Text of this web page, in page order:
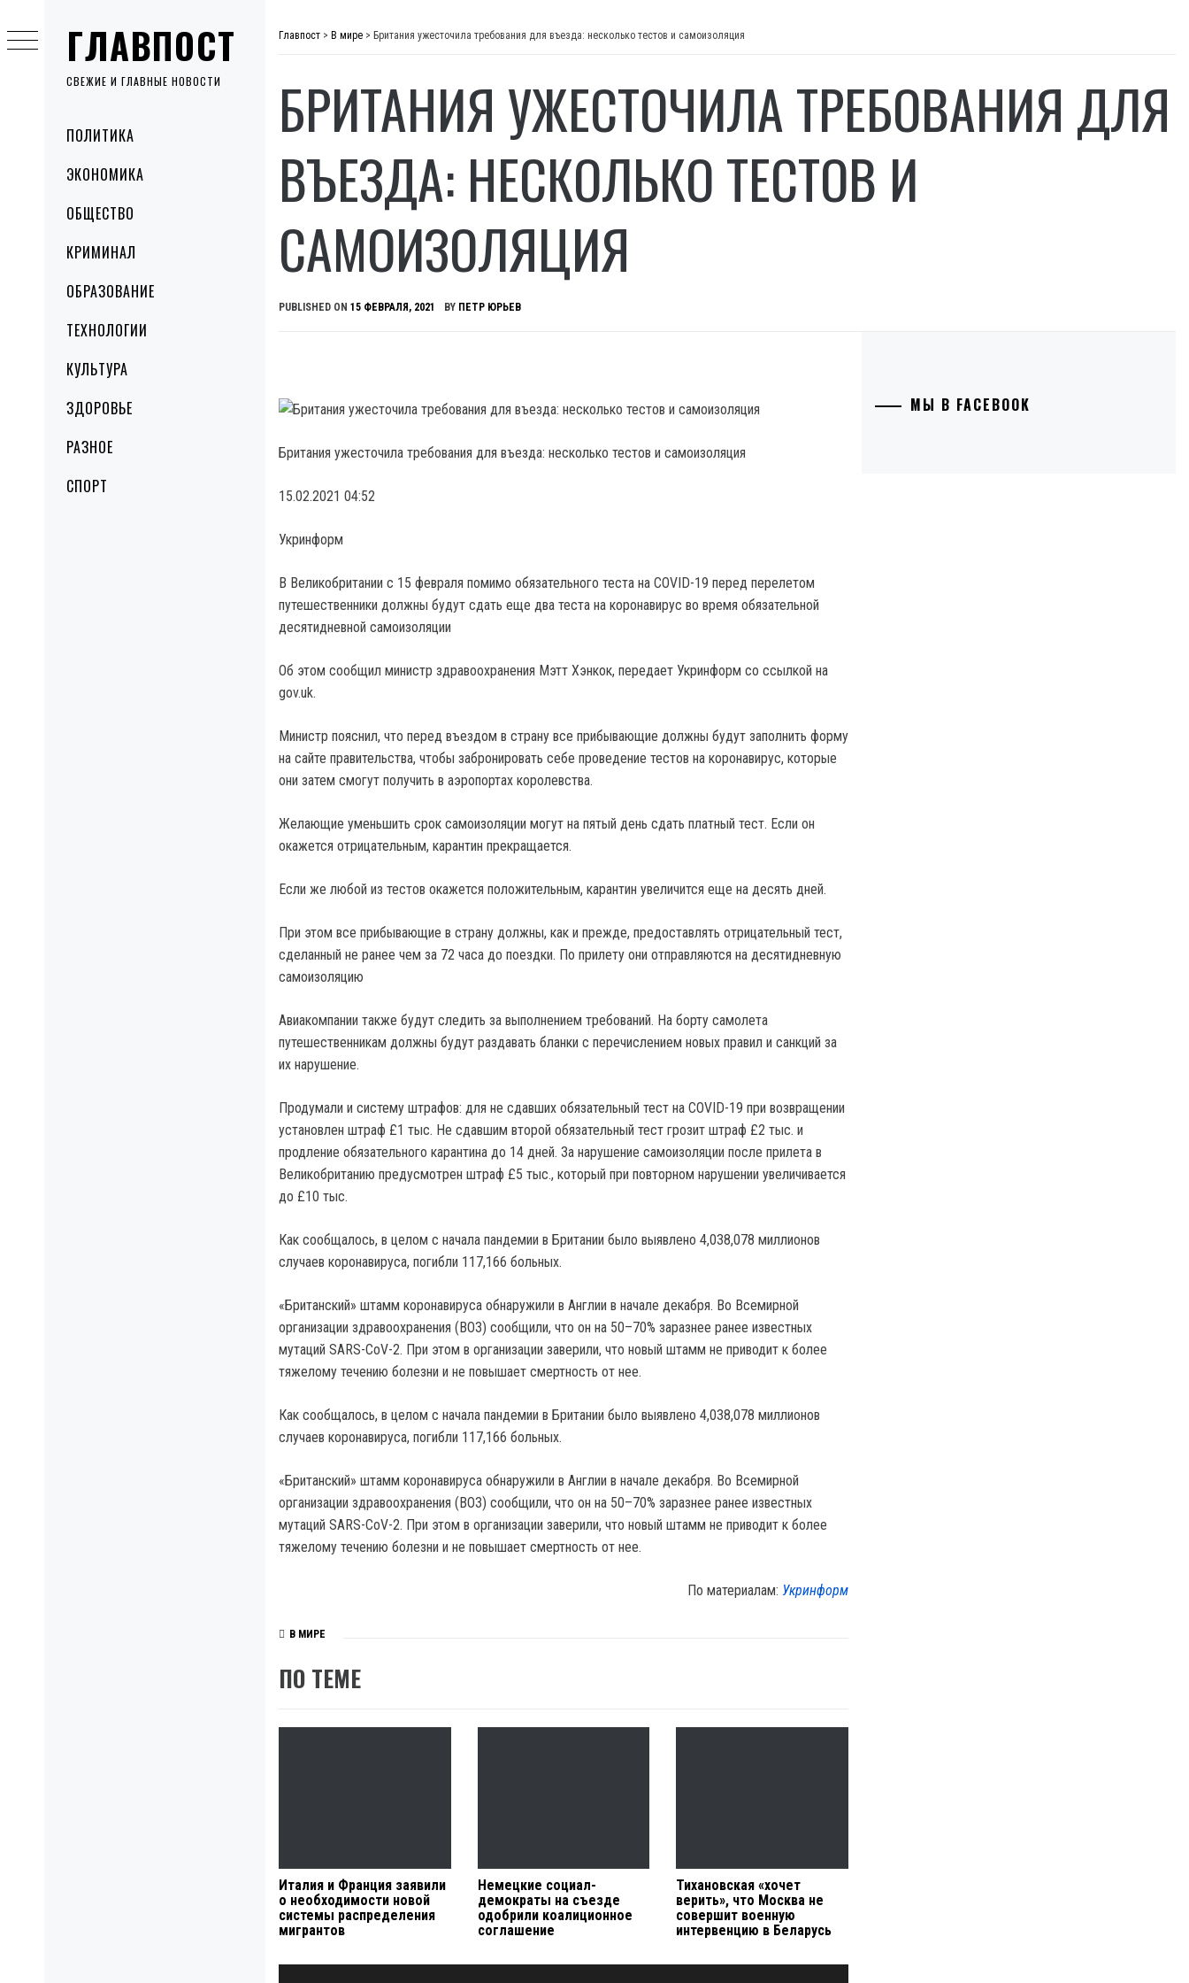
ГЛАВПОСТ
СВЕЖИЕ И ГЛАВНЫЕ НОВОСТИ
MenuПОЛИТИКА
ЭКОНОМИКА
ОБЩЕСТВО
КРИМИНАЛ
ОБРАЗОВАНИЕ
ТЕХНОЛОГИИ
КУЛЬТУРА
ЗДОРОВЬЕ
РАЗНОЕ
СПОРТ
to
content
Главпост > В мире > Британия ужесточила требования для въезда: несколько тестов и самоизоляция
БРИТАНИЯ УЖЕСТОЧИЛА ТРЕБОВАНИЯ ДЛЯ
ВЪЕЗДА: НЕСКОЛЬКО ТЕСТОВ И
САМОИЗОЛЯЦИЯ
PUBLISHED ON 15 ФЕВРАЛЯ, 2021 BY ПЕТР ЮРЬЕВ
Британия ужесточила требования для въезда: несколько тестов и самоизоляция
15.02.2021 04:52
Укринформ
В Великобритании с 15 февраля помимо обязательного теста на COVID-19 перед перелетом
путешественники должны будут сдать еще два теста на коронавирус во время обязательной
десятидневной самоизоляции
Об этом сообщил министр здравоохранения Мэтт Хэнкок, передает Укринформ со ссылкой на
gov.uk.
Министр пояснил, что перед въездом в страну все прибывающие должны будут заполнить форму
на сайте правительства, чтобы забронировать себе проведение тестов на коронавирус, которые
они затем смогут получить в аэропортах королевства.
Желающие уменьшить срок самоизоляции могут на пятый день сдать платный тест. Если он
окажется отрицательным, карантин прекращается.
Если же любой из тестов окажется положительным, карантин увеличится еще на десять дней.
При этом все прибывающие в страну должны, как и прежде, предоставлять отрицательный тест,
сделанный не ранее чем за 72 часа до поездки. По прилету они отправляются на десятидневную
самоизоляцию
Авиакомпании также будут следить за выполнением требований. На борту самолета
путешественникам должны будут раздавать бланки с перечислением новых правил и санкций за
их нарушение.
Продумали и систему штрафов: для не сдавших обязательный тест на COVID-19 при возвращении
установлен штраф £1 тыс. Не сдавшим второй обязательный тест грозит штраф £2 тыс. и
продление обязательного карантина до 14 дней. За нарушение самоизоляции после прилета в
Великобританию предусмотрен штраф £5 тыс., который при повторном нарушении увеличивается
до £10 тыс.
Как сообщалось, в целом с начала пандемии в Британии было выявлено 4,038,078 миллионов
случаев коронавируса, погибли 117,166 больных.
«Британский» штамм коронавируса обнаружили в Англии в начале декабря. Во Всемирной
организации здравоохранения (ВОЗ) сообщили, что он на 50–70% заразнее ранее известных
мутаций SARS-CoV-2. При этом в организации заверили, что новый штамм не приводит к более
тяжелому течению болезни и не повышает смертность от нее.
Как сообщалось, в целом с начала пандемии в Британии было выявлено 4,038,078 миллионов
случаев коронавируса, погибли 117,166 больных.
«Британский» штамм коронавируса обнаружили в Англии в начале декабря. Во Всемирной
организации здравоохранения (ВОЗ) сообщили, что он на 50–70% заразнее ранее известных
мутаций SARS-CoV-2. При этом в организации заверили, что новый штамм не приводит к более
тяжелому течению болезни и не повышает смертность от нее.
По материалам: Укринформ
В МИРЕ
ПО ТЕМЕ
Италия и Франция заявили
о необходимости новой
системы распределения
мигрантов
Немецкие социал-
демократы на съезде
одобрили коалиционное
соглашение
Тихановская «хочет
верить», что Москва не
совершит военную
интервенцию в Беларусь
Навигация
МЫ В FACEBOOK